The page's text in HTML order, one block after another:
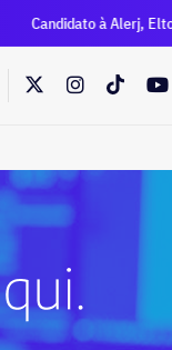
à Alerj, Elton Cristo